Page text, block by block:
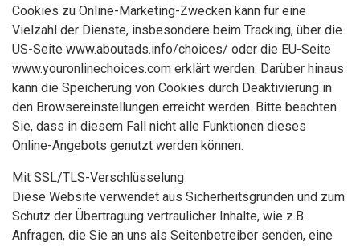
Cookies zu Online-Marketing-Zwecken kann für eine
Vielzahl der Dienste, insbesondere beim Tracking, über die
US-Seite www.aboutads.info/choices/ oder die EU-Seite
www.youronlinechoices.com erklärt werden. Darüber hinaus
kann die Speicherung von Cookies durch Deaktivierung in
den Browsereinstellungen erreicht werden. Bitte beachten
Sie, dass in diesem Fall nicht alle Funktionen dieses
Online-Angebots genutzt werden können.
Mit SSL/TLS-Verschlüsselung
Diese Website verwendet aus Sicherheitsgründen und zum
Schutz der Übertragung vertraulicher Inhalte, wie z.B.
Anfragen, die Sie an uns als Seitenbetreiber senden, eine